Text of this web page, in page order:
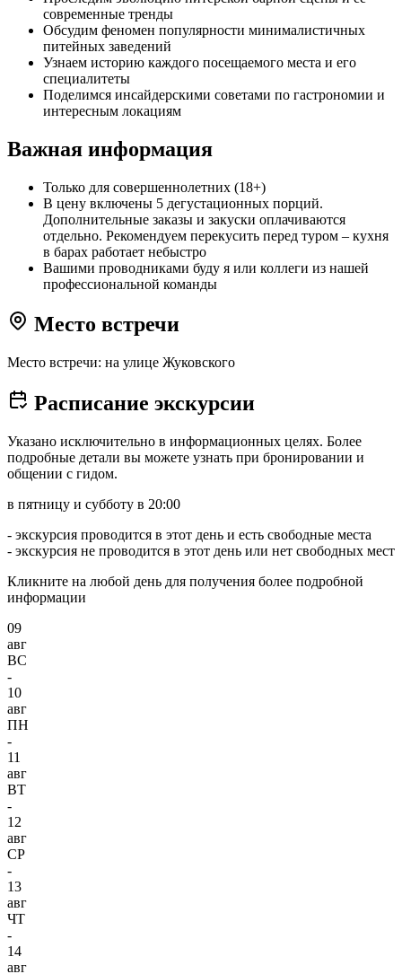
современные тренды
Обсудим феномен популярности минималистичных
питейных заведений
Узнаем историю каждого посещаемого места и его
специалитеты
Поделимся инсайдерскими советами по гастрономии и
интересным локациям
Важная информация
Только для совершеннолетних (18+)
В цену включены 5 дегустационных порций.
Дополнительные заказы и закуски оплачиваются
отдельно. Рекомендуем перекусить перед туром – кухня
в барах работает небыстро
Вашими проводниками буду я или коллеги из нашей
профессиональной команды
Место встречи
Место встречи: на улице Жуковского
Расписание экскурсии
Указано исключительно в информационных целях. Более
подробные детали вы можете узнать при бронировании и
общении с гидом.
в пятницу и субботу в 20:00
- экскурсия проводится в этот день и есть свободные места
- экскурсия не проводится в этот день или нет свободных мест
Кликните на любой день для получения более подробной
информации
09
авг
ВС
-
10
авг
ПН
-
11
авг
ВТ
-
12
авг
СР
-
13
авг
ЧТ
-
14
авг